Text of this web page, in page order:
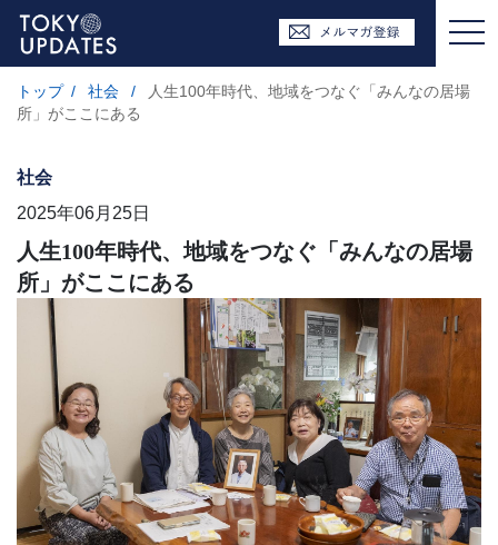
トップ / 社会 /
人生100年時代、地域をつなぐ「みんなの居場
所」がここにある
社会
2025年06月25日
人生100年時代、地域をつなぐ「みんなの居場
所」がここにある